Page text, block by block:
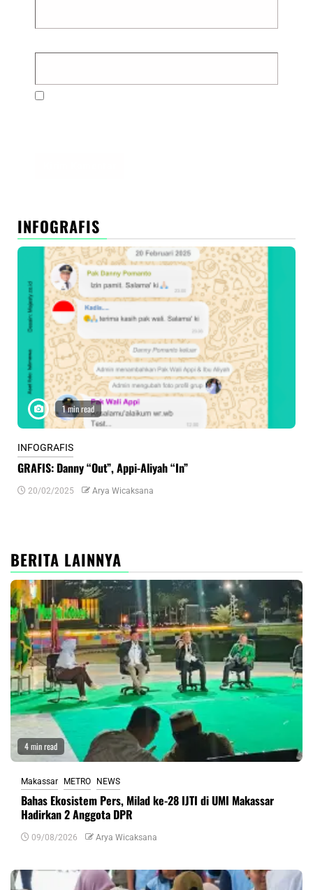
INFOGRAFIS
1 min read
INFOGRAFIS
GRAFIS: Danny “Out”, Appi-Aliyah “In”
20/02/2025 Arya Wicaksana
BERITA LAINNYA
4 min read
Makassar METRO NEWS
Bahas Ekosistem Pers, Milad ke-28 IJTI di UMI Makassar
Hadirkan 2 Anggota DPR
09/08/2026 Arya Wicaksana